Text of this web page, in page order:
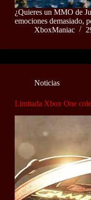
¿Quieres un MMO de
emociones demasiado,
XboxManiac
Noticias
Limitada Xbox One